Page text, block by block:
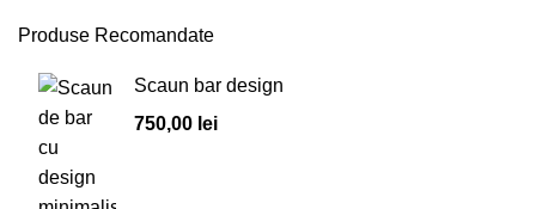
Produse Recomandate
Scaun bar design
750,00 lei